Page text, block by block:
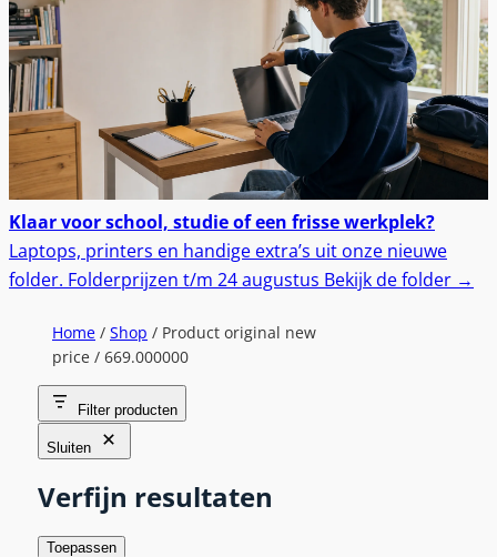
Klaar voor school, studie of een frisse werkplek?
Laptops, printers en handige extra’s uit onze nieuwe
folder. Folderprijzen t/m 24 augustus Bekijk de folder →
Home / Shop / Product original new
price / 669.000000
Filter producten
Sluiten
Verfijn resultaten
Toepassen